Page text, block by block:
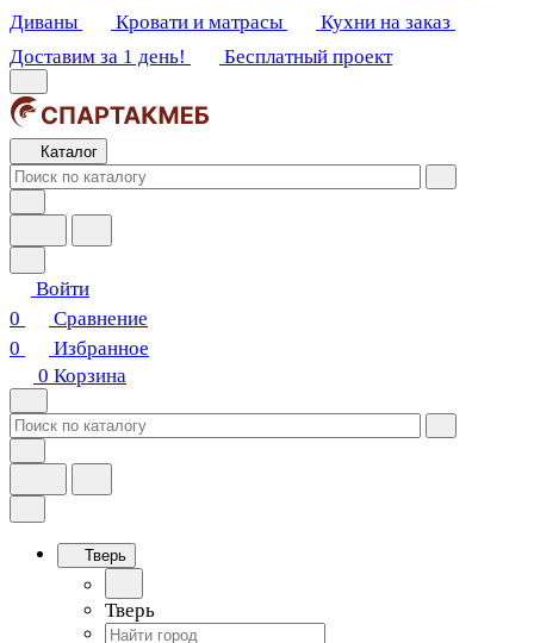
Диваны
Кровати и матрасы
Кухни на заказ
Доставим за 1 день!
Бесплатный проект
Каталог
Войти
0
Сравнение
0
Избранное
0 Корзина
Тверь
Тверь